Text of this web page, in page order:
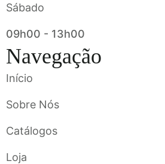
Sábado
09h00 - 13h00
Navegação
Início
Sobre Nós
Catálogos
Loja